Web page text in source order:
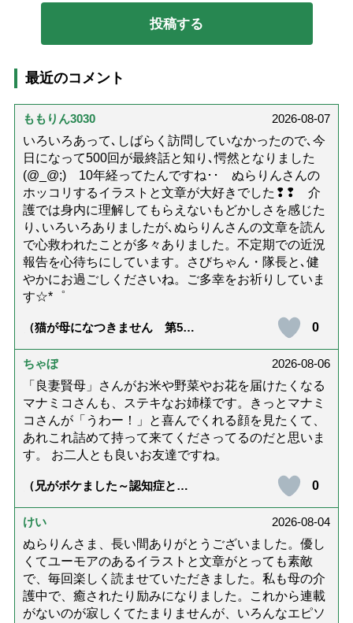
最近のコメント
ももりん3030
2026-08-07
いろいろあって､しばらく訪問していなかったので､今
日になって500回が最終話と知り､愕然となりました
(@_@;) 10年経ってたんですね･･ ぬらりんさんの
ホッコリするイラストと文章が大好きでした❢❢ 介
護では身内に理解してもらえないもどかしさを感じた
り､いろいろありましたが､ぬらりんさんの文章を読ん
で心救われたことが多々ありました。不定期での近況
報告を心待ちにしています。さびちゃん・隊長と､健
やかにお過ごしくださいね。ご多幸をお祈りしていま
す☆*゜
（猫が母になつきません 第500
0
ちゃぼ
2026-08-06
「良妻賢母」さんがお米や野菜やお花を届けたくなる
マナミコさんも、ステキなお姉様です。きっとマナミ
コさんが「うわー！」と喜んでくれる顔を見たくて、
あれこれ詰めて持って来てくださってるのだと思いま
す。 お二人とも良いお友達ですね。
（兄がボケました～認知症と介
達』が届きました」）
0
けい
2026-08-04
ぬらりんさま、長い間ありがとうございました。優し
くてユーモアのあるイラストと文章がとっても素敵
で、毎回楽しく読ませていただきました。私も母の介
護中で、癒されたり励みになりました。これから連載
がないのが寂しくてたまりませんが、いろんなエピソ